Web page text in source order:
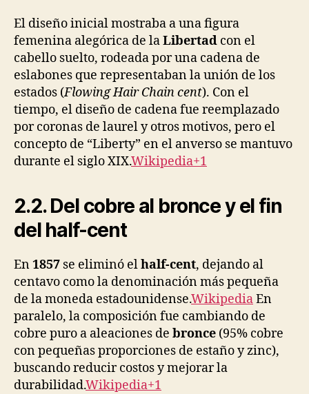
El diseño inicial mostraba a una figura
femenina alegórica de laLibertad con el
cabello suelto, rodeada por una cadena de
eslabones que representaban la unión de los
estados (Flowing Hair Chain cent). Con el
tiempo, el diseño de cadena fue reemplazado
por coronas de laurel y otros motivos, pero el
concepto de “Liberty” en el anverso se mantuvo
durante el siglo XIX.Wikipedia+1
2.2. Del cobre al bronce y el fin
del half-cent
En1857 se eliminó elhalf-cent, dejando al
centavo como la denominación más pequeña
de la moneda estadounidense.WikipediaEn
paralelo, la composición fue cambiando de
cobre puro a aleaciones de bronce (95% cobre
con pequeñas proporciones de estaño y zinc),
buscando reducir costos y mejorar la
durabilidad.Wikipedia+1